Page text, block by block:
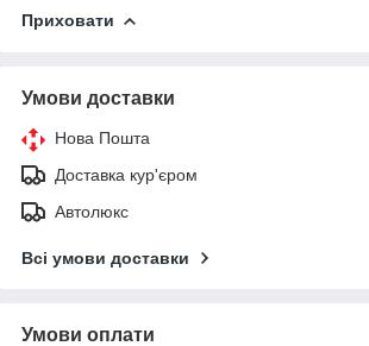
Приховати
Умови доставки
Нова Пошта
Доставка кур'єром
Автолюкс
Всі умови доставки
Умови оплати